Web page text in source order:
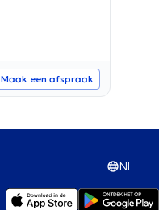
Maak een afspraak
NL